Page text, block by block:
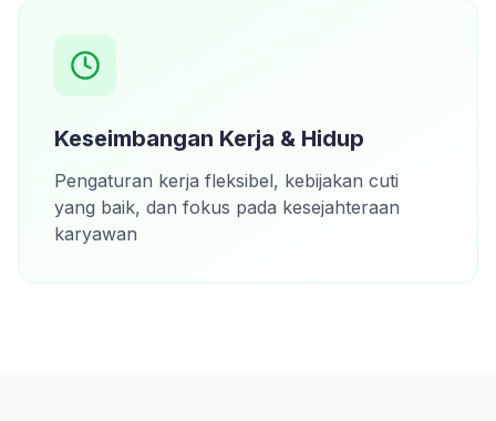
Keseimbangan Kerja & Hidup
Pengaturan kerja fleksibel, kebijakan cuti
yang baik, dan fokus pada kesejahteraan
karyawan